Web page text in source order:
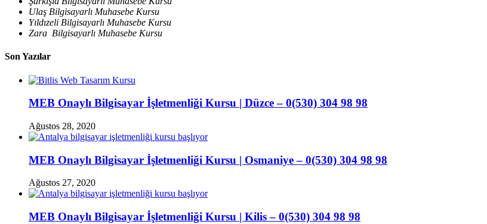
Ulaş Bilgisayarlı Muhasebe Kursu
Yıldızeli Bilgisayarlı Muhasebe Kursu
Zara Bilgisayarlı Muhasebe Kursu
Son Yazılar
MEB Onaylı Bilgisayar İşletmenliği Kursu | Düzce – 0(530) 304 98 98
Ağustos 28, 2020
MEB Onaylı Bilgisayar İşletmenliği Kursu | Osmaniye – 0(530) 304 98 98
Ağustos 27, 2020
MEB Onaylı Bilgisayar İşletmenliği Kursu | Kilis – 0(530) 304 98 98